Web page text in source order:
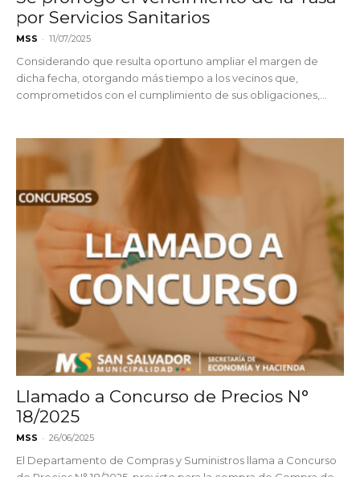
por Servicios Sanitarios
MSS - 11/07/2025
Considerando que resulta oportuno ampliar el margen de
dicha fecha, otorgando más tiempo a los vecinos que,
comprometidos con el cumplimiento de sus obligaciones,...
Llamado a Concurso de Precios N°
18/2025
MSS - 26/06/2025
El Departamento de Compras y Suministros llama a Concurso